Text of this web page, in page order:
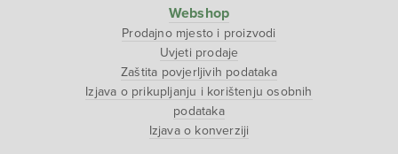
Webshop
Prodajno mjesto i proizvodi
Uvjeti prodaje
Zaštita povjerljivih podataka
Izjava o prikupljanju i korištenju osobnih
podataka
Izjava o konverziji